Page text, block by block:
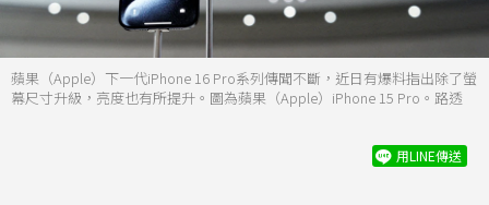
蘋果（Apple）下一代iPhone 16 Pro系列傳聞不斷，近日有爆料指出除了螢
幕尺寸升級，亮度也有所提升。圖為蘋果（Apple）iPhone 15 Pro。路透
用LINE傳送